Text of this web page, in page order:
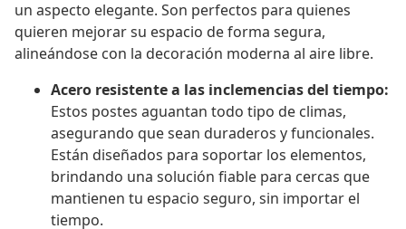
un aspecto elegante. Son perfectos para quienes
quieren mejorar su espacio de forma segura,
alineándose con la decoración moderna al aire libre.
Acero resistente a las inclemencias del tiempo:
Estos postes aguantan todo tipo de climas,
asegurando que sean duraderos y funcionales.
Están diseñados para soportar los elementos,
brindando una solución fiable para cercas que
mantienen tu espacio seguro, sin importar el
tiempo.